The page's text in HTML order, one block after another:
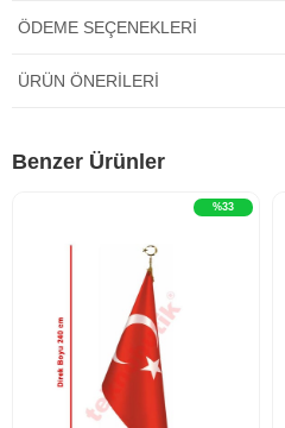
ÖDEME SEÇENEKLERI
ÜRÜN ÖNERILERI
Benzer Ürünler
%33